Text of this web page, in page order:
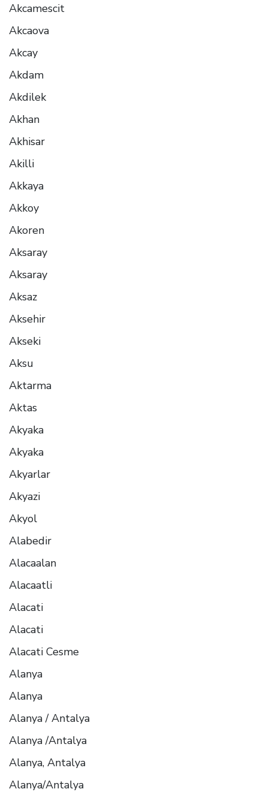
Akcamescit
Akcaova
Akcay
Akdam
Akdilek
Akhan
Akhisar
Akilli
Akkaya
Akkoy
Akoren
Aksaray
Aksaray
Aksaz
Aksehir
Akseki
Aksu
Aktarma
Aktas
Akyaka
Akyaka
Akyarlar
Akyazi
Akyol
Alabedir
Alacaalan
Alacaatli
Alacati
Alacati
Alacati Cesme
Alanya
Alanya
Alanya / Antalya
Alanya /Antalya
Alanya, Antalya
Alanya/Antalya